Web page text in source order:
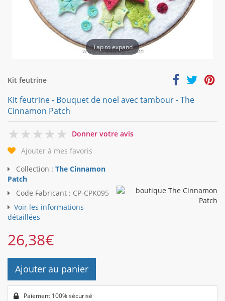
Tap to expand
Kit feutrine
Kit feutrine - Bouquet de noel avec tambour - The
Cinnamon Patch
0
Donner votre avis
Ajouter à mes favoris
Collection : The Cinnamon
Patch
Code Fabricant : CP-CPK095
Voir les informations
détaillées
26,38€
Ajouter au panier
Paiement 100% sécurisé